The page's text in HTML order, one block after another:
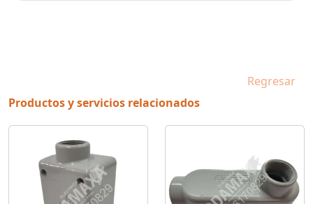
Regresar
Productos y servicios relacionados